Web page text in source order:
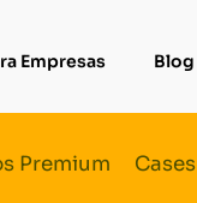
Empresas Blog
Premium Cases